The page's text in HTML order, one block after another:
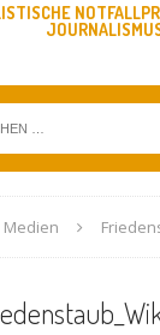
Medien